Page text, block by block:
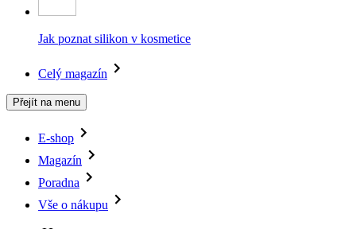
Jak poznat silikon v kosmetice
Celý magazín
Přejít na menu
E-shop
Magazín
Poradna
Vše o nákupu